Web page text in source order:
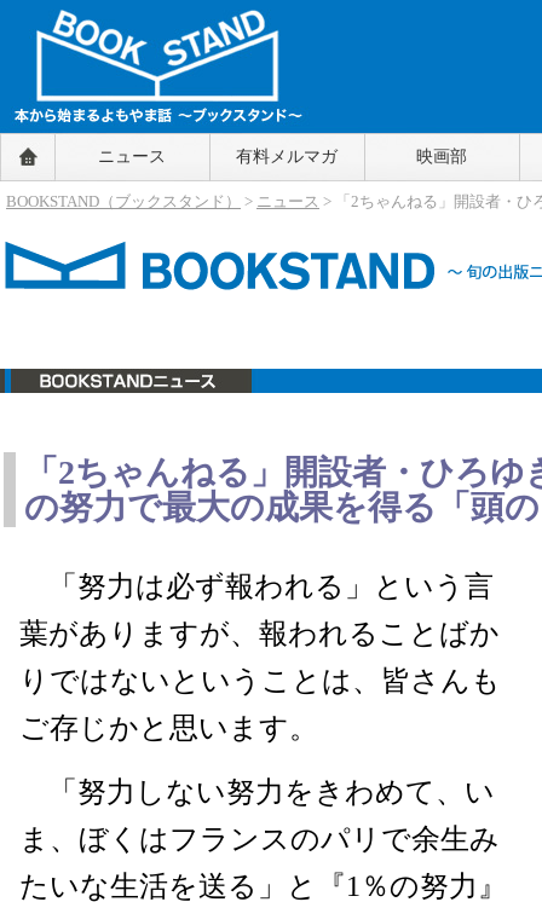
BOOKSTAND（ブックスタンド）
～本から始まるよもやま話～
BOOKSTAND（ブ
ニュース 有料メルマガ 映画部
BOOKSTAND（ブックスタンド） > ニュース > 「2ちゃんねる」開設者・ひ
「2ちゃんねる」開設者・ひろ
の努力で最大の成果を得る「頭
「努力は必ず報われる」という言
葉がありますが、報われることばか
りではないということは、皆さんも
ご存じかと思います。
「努力しない努力をきわめて、い
ま、ぼくはフランスのパリで余生み
たいな生活を送る」と『1％の努力』